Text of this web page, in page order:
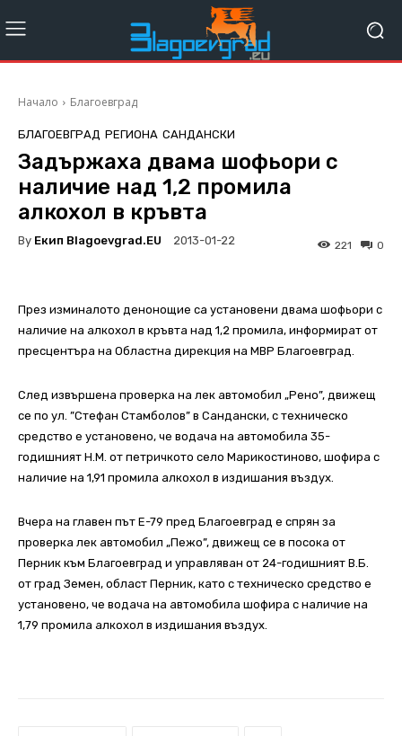
Начало Благоевград
БЛАГОЕВГРАД РЕГИОНА САНДАНСКИ
Задържаха двама шофьори с
наличие над 1,2 промила
алкохол в кръвта
By Екип Blagoevgrad.EU 2013-01-22 0
221
През изминалото денонощие са установени двама шофьори с
наличие на алкохол в кръвта над 1,2 промила, информират от
пресцентъра на Областна дирекция на МВР Благоевград.
След извършена проверка на лек автомобил „Рено”, движещ
се по ул. ”Стефан Стамболов” в Сандански, с техническо
средство е установено, че водача на автомобила 35-
годишният Н.М. от петричкото село Марикостиново, шофира с
наличие на 1,91 промила алкохол в издишания въздух.
Вчера на главен път Е-79 пред Благоевград е спрян за
проверка лек автомобил „Пежо”, движещ се в посока от
Перник към Благоевград и управляван от 24-годишният В.Б.
от град Земен, област Перник, като с техническо средство е
установено, че водача на автомобила шофира с наличие на
1,79 промила алкохол в издишания въздух.